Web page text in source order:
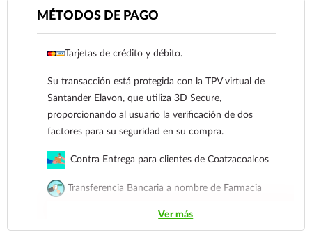
justifican los riesgos potenciales para la madre, el feto
observados estrechamente para detectar, en su caso,
hipoadrenalismo.
MÉTODOS DE PAGO
Tarjetas de crédito y débito.
Su transacción está protegida con la TPV virtual de
Santander Elavon, que utiliza 3D Secure,
proporcionando al usuario la verificación de dos
factores para su seguridad en su compra.
Contra Entrega para clientes de Coatzacoalcos
Transferencia Bancaria a nombre de Farmacia
cuenta: Clave: 014854655008143954
Ver más